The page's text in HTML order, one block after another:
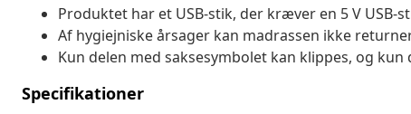
Produktet har et USB-stik, der kræver en 5 V USB-
Af hygiejniske årsager kan madrassen ikke
Kun delen med saksesymbolet kan klippes, og
Specifikationer